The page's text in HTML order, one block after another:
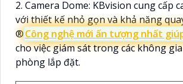
2. Camera Dome: KBvision cung cấp
với thiết kế nhỏ gọn và khả năng
®️Công nghệ mới ấn tượng nhất
cho việc giám sát trong các không
phòng lắp đặt.